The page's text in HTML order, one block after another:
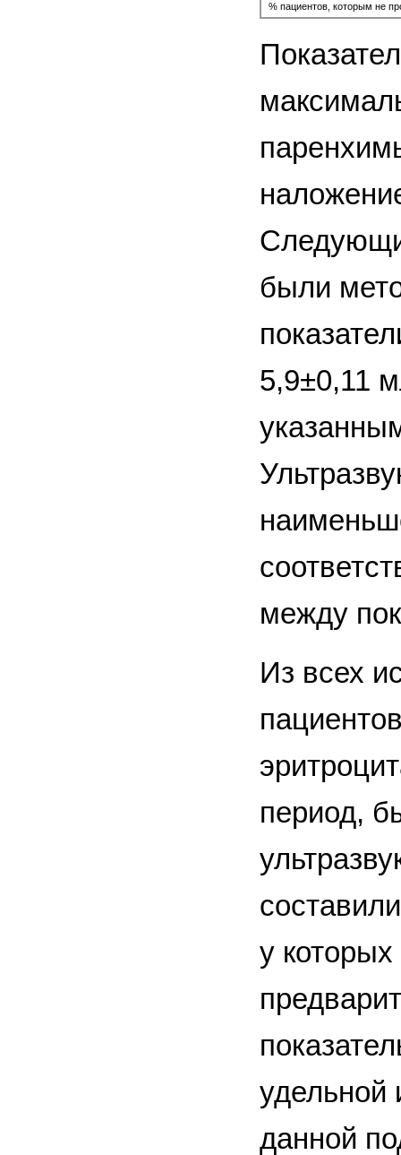
% пациентов, которым не
были
5,9±0,11
между
Из всех
период,
у
удельной
данной